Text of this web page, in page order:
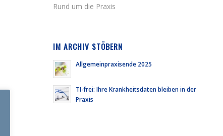
Rund um die Praxis
IM ARCHIV STÖBERN
Allgemeinpraxisende 2025
TI-frei: Ihre Krankheitsdaten bleiben in der
Praxis